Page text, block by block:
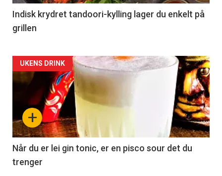
Indisk krydret tandoori-kylling lager du enkelt på
grillen
Forsiden
akkurat
nå
-
2
+
UKENS DRINK
Når du er lei gin tonic, er en pisco sour det du
trenger